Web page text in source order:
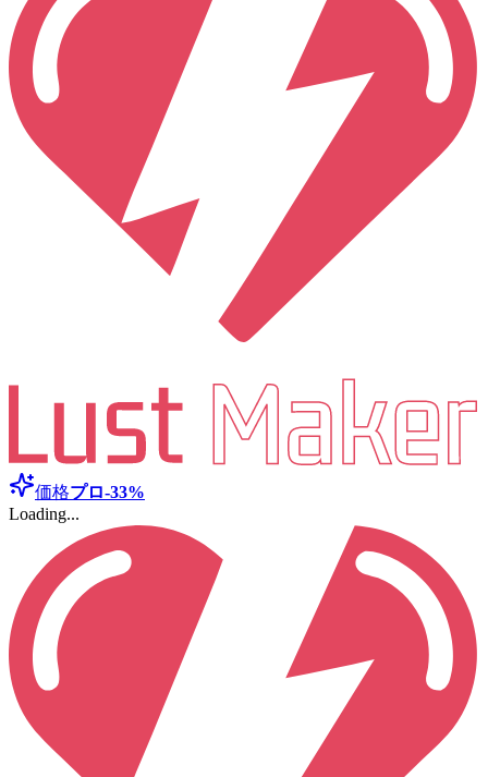
価格プロ-33%
Loading...